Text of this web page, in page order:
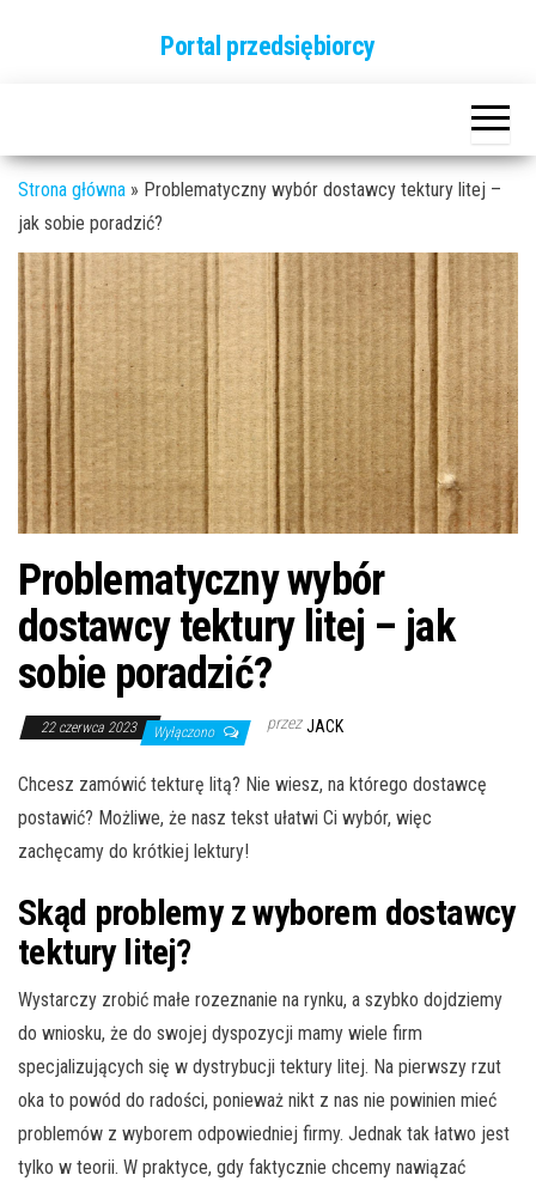
Portal przedsiębiorcy
Strona główna » Problematyczny wybór dostawcy tektury litej –
jak sobie poradzić?
Problematyczny wybór
dostawcy tektury litej – jak
sobie poradzić?
22 czerwca 2023 Wyłączono przez JACK
Chcesz zamówić tekturę litą? Nie wiesz, na którego dostawcę
postawić? Możliwe, że nasz tekst ułatwi Ci wybór, więc
zachęcamy do krótkiej lektury!
Skąd problemy z wyborem dostawcy
tektury litej?
Wystarczy zrobić małe rozeznanie na rynku, a szybko dojdziemy
do wniosku, że do swojej dyspozycji mamy wiele firm
specjalizujących się w dystrybucji tektury litej. Na pierwszy rzut
oka to powód do radości, ponieważ nikt z nas nie powinien mieć
problemów z wyborem odpowiedniej firmy. Jednak tak łatwo jest
tylko w teorii. W praktyce, gdy faktycznie chcemy nawiązać